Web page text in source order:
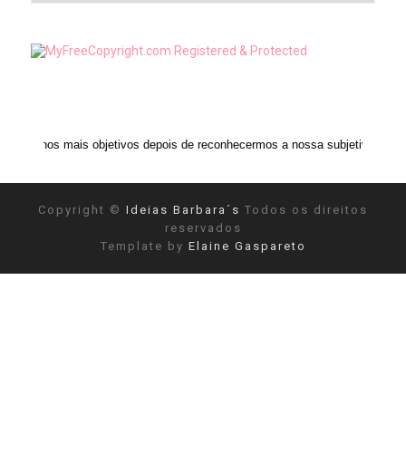
objetivos depois de reconhecermos a nossa subjetividade." ANAIS NIN
Copyright © Ideias Barbara´s Todos os direitos
reservados
Template by Elaine Gaspareto